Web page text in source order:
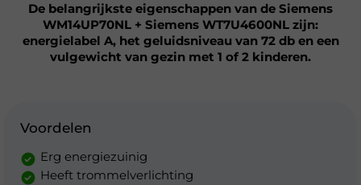
De belangrijkste eigenschappen van de Siemens
WM14UP70NL + Siemens WT7U4600NL zijn:
energielabel A, het geluidsniveau van 72 db en een
vulgewicht van gezin met 1 of 2 kinderen.
Voordelen
Erg energiezuinig
Heeft trommelverlichting